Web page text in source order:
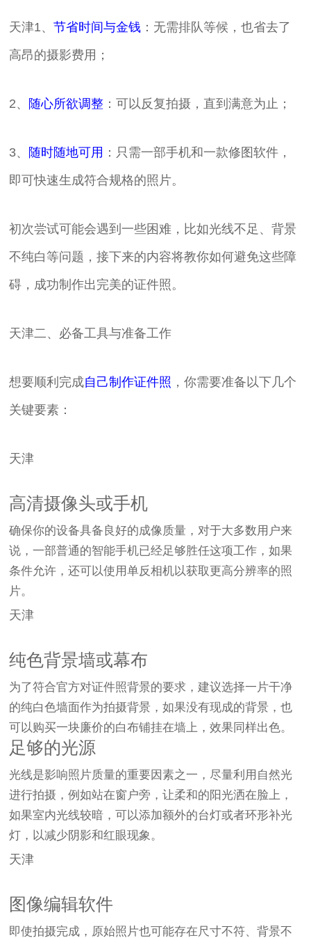
天津1、节省时间与金钱 ：无需排队等候，也省去了
高昂的摄影费用；
2、 随心所欲调整 ：可以反复拍摄，直到满意为止；
3、 随时随地可用 ：只需一部手机和一款修图软件，
即可快速生成符合规格的照片。
初次尝试可能会遇到一些困难，比如光线不足、背景
不纯白等问题，接下来的内容将教你如何避免这些障
碍，成功制作出完美的证件照。
天津二、必备工具与准备工作
想要顺利完成自己制作证件照 ，你需要准备以下几个
关键要素：
天津
高清摄像头或手机
确保你的设备具备良好的成像质量，对于大多数用户来
说，一部普通的智能手机已经足够胜任这项工作，如果
条件允许，还可以使用单反相机以获取更高分辨率的照
片。
天津
纯色背景墙或幕布
为了符合官方对证件照背景的要求，建议选择一片干净
的纯白色墙面作为拍摄背景，如果没有现成的背景，也
可以购买一块廉价的白布铺挂在墙上，效果同样出色。
足够的光源
光线是影响照片质量的重要因素之一，尽量利用自然光
进行拍摄，例如站在窗户旁，让柔和的阳光洒在脸上，
如果室内光线较暗，可以添加额外的台灯或者环形补光
灯，以减少阴影和红眼现象。
天津
图像编辑软件
即使拍摄完成，原始照片也可能存在尺寸不符、背景不